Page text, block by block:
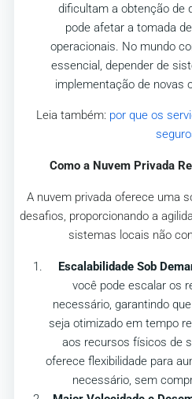
dificultam a obtenção de
pode afetar a tomada
operacionais. No mundo
essencial, depender de
implementação de novas
Leia também: por que os
Como a Nuvem Privada
A nuvem privada oferece uma
desafios, proporcionando a
sistemas locais não
Escalabilidade Sob
você pode escalar os
necessário, garantindo
seja otimizado em tempo
aos recursos físicos de
oferece flexibilidade para
necessário, sem